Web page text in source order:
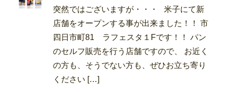
突然ではございますが・・・ 米子にて新
店舗をオープンする事が出来ました！！ 市
四日市町81 ラフェスタ１Fです！！ パン
のセルフ販売を行う店舗ですので、 お近く
の方も、そうでない方も、ぜひお立ち寄り
ください […]